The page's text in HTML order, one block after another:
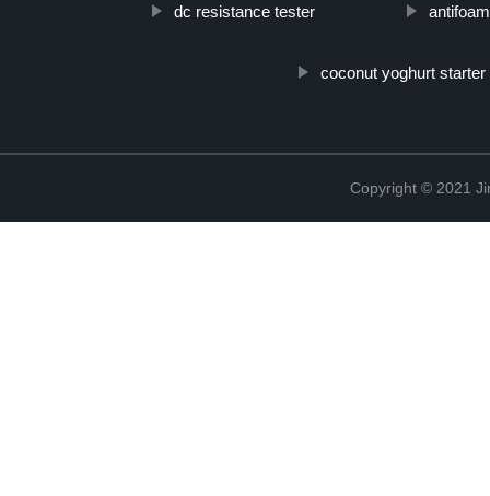
dc resistance tester
coconut yoghurt starter
Copyright © 2021